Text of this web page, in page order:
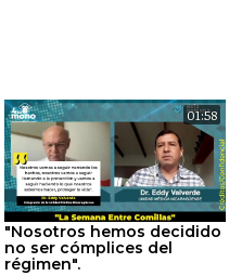
01:58
"Nosotros hemos decidido
no ser cómplices del
régimen".